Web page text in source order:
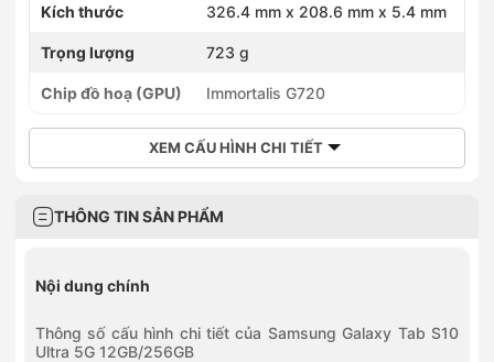
Kích thước 326.4 mm x 208.6 mm x 5.4 mm
Trọng lượng 723 g
Chip đồ hoạ (GPU) Immortalis G720
XEM CẤU HÌNH CHI TIẾT
THÔNG TIN SẢN PHẨM
Nội dung chính
Thông số cấu hình chi tiết của Samsung Galaxy Tab S10
Ultra 5G 12GB/256GB